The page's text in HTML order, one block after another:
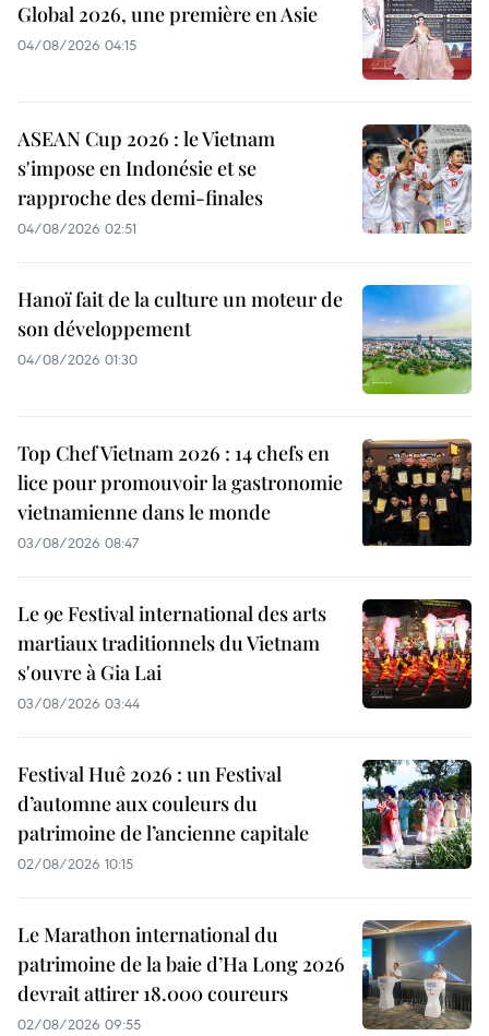
Global 2026, une première en Asie
04/08/2026 04:15
ASEAN Cup 2026 : le Vietnam
s'impose en Indonésie et se
rapproche des demi-finales
04/08/2026 02:51
Hanoï fait de la culture un moteur de
son développement
04/08/2026 01:30
Top Chef Vietnam 2026 : 14 chefs en
lice pour promouvoir la gastronomie
vietnamienne dans le monde
03/08/2026 08:47
Le 9e Festival international des arts
martiaux traditionnels du Vietnam
s'ouvre à Gia Lai
03/08/2026 03:44
Festival Huê 2026 : un Festival
d’automne aux couleurs du
patrimoine de l’ancienne capitale
02/08/2026 10:15
Le Marathon international du
patrimoine de la baie d’Ha Long 2026
devrait attirer 18.000 coureurs
02/08/2026 09:55